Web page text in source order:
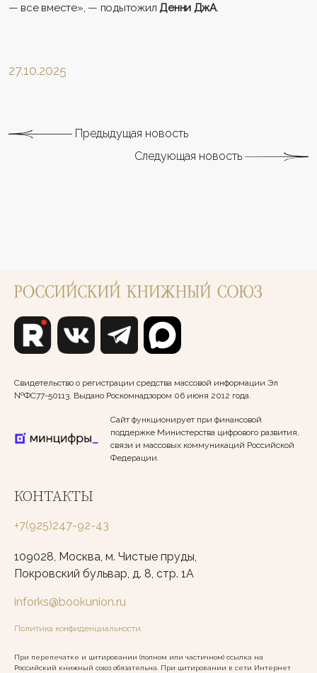
— все вместе», — подытожилДенни ДжА.
27.10.2025
Предыдущая новость
Следующая новость
Свидетельство о регистрации средства массовой информации Эл
№ФС77-50113. Выдано Роскомнадзором 06 июня 2012 года.
Сайт функционирует при финансовой
поддержке Министерства цифрового развития,
связи и массовых коммуникаций Российской
Федерации.
КОНТАКТЫ
+7(925)247-92-43
109028, Москва, м. Чистые пруды,
Покровский бульвар, д. 8, стр. 1А
inforks@bookunion.ru
Политика конфиденциальности
При перепечатке и цитировании (полном или частичном) ссылка на
Российский книжный союз обязательна. При цитировании в сети Интернет